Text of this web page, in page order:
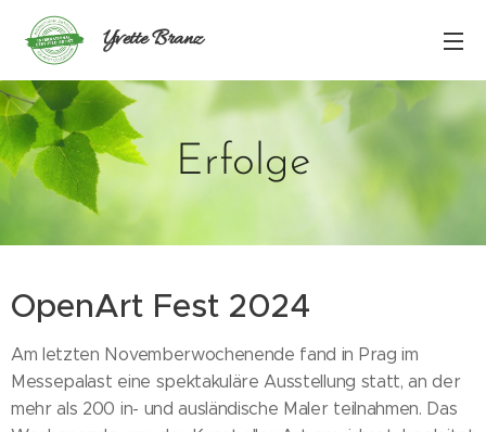
YvetteBranz
Erfolge
OpenArt Fest 2024
Am letzten Novemberwochenende fand in Prag im
Messepalast eine spektakuläre Ausstellung statt, an der
mehr als 200 in- und ausländische Maler teilnahmen. Das